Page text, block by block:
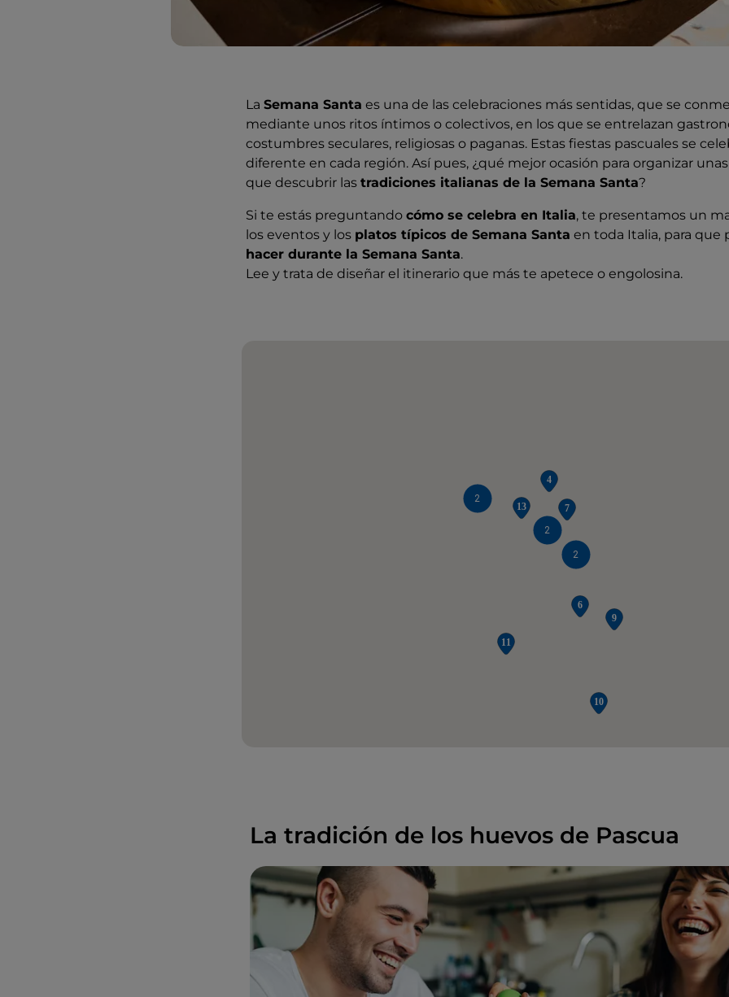
La Semana Santa es una de las celebraciones más sentidas, que se
mediante unos ritos íntimos o colectivos, en los que se entrelazan
costumbres seculares, religiosas o paganas. Estas fiestas pascuales se
diferente en cada región. Así pues, ¿qué mejor ocasión para organizar
que descubrir las tradiciones italianas de la Semana Santa?
Si te estás preguntando cómo se celebra en Italia, te presentamos un
los eventos y los platos típicos de Semana Santa en toda Italia, para que
hacer durante la Semana Santa.
Lee y trata de diseñar el itinerario que más te apetece o engolosina.
2
2
2
La tradición de los huevos de Pascua